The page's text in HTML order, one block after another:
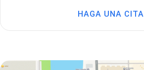
HAGA UNA CITA